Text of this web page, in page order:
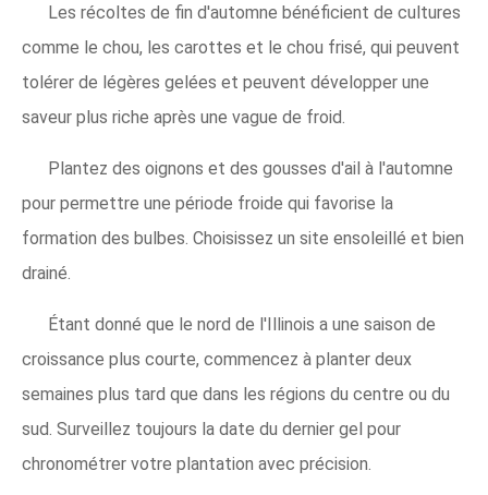
Les récoltes de fin d'automne bénéficient de cultures
comme le chou, les carottes et le chou frisé, qui peuvent
tolérer de légères gelées et peuvent développer une
saveur plus riche après une vague de froid.
Plantez des oignons et des gousses d'ail à l'automne
pour permettre une période froide qui favorise la
formation des bulbes. Choisissez un site ensoleillé et bien
drainé.
Étant donné que le nord de l'Illinois a une saison de
croissance plus courte, commencez à planter deux
semaines plus tard que dans les régions du centre ou du
sud. Surveillez toujours la date du dernier gel pour
chronométrer votre plantation avec précision.